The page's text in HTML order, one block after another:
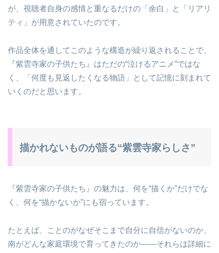
が、視聴者自身の感情と重なるだけの「余白」と「リアリ
ティ」が用意されていたのです。
作品全体を通してこのような構造が繰り返されることで、
『紫雲寺家の子供たち』はただの“泣けるアニメ”ではな
く、「何度も見返したくなる物語」として記憶に刻まれて
いくのだと思います。
描かれないものが語る“紫雲寺家らしさ”
『紫雲寺家の子供たち』の魅力は、何を“描くか”だけでな
く、何を“描かないか”にも宿っています。
たとえば、ことのがなぜそこまで自分に自信がないのか、
南がどんな家庭環境で育ってきたのか——それらは詳細に